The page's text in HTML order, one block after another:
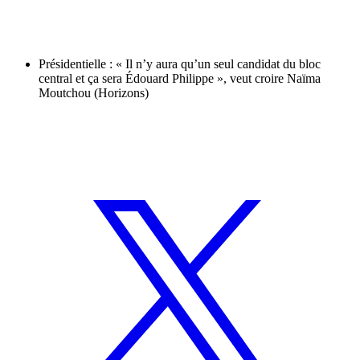
Présidentielle : « Il n’y aura qu’un seul candidat du bloc
central et ça sera Édouard Philippe », veut croire Naïma
Moutchou (Horizons)